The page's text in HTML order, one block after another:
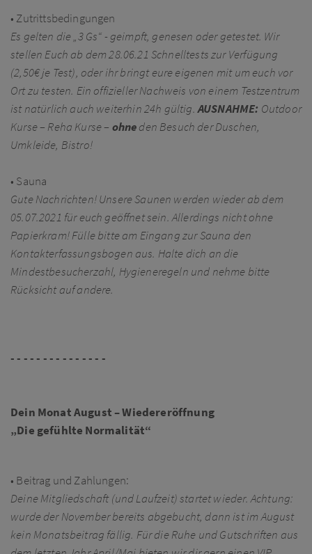
• Zutrittsbedingungen
Es gelten die „3 Gs“ - geimpft, genesen oder getestet. Wir
stellen Euch ab dem 28.06.21 Schnelltests zur Verfügung
(2,50€ je Test), oder ihr bringt eure eigenen mit um euch vor
Ort zu testen. Ein offizieller Nachweis von einem Testzentrum
ist natürlich auch weiterhin 24h gültig.AUSNAHME: Outdoor
Kurse – Reha Kurse – ohneden Besuch der Duschen,
Umkleide, Bistro!
• Sauna
Gute Nachrichten! Unsere Saunen werden wieder ab dem
05.07.2021 für euch geöffnet sein. Allerdings nicht ohne
Papierkram! Fülle bitte am Eingang zur Sauna den
Kontakterfassungsbogen aus. Halte dich an die
Mindestbesucherzahl, Hygieneregeln und nehme bitte
Rücksicht auf andere.
- - - - - - - - - - - - - - -
Dein Monat August – Wiedereröffnung
„Die gefühlte Normalität“
• Beitrag und Zahlungen:
Deine Mitgliedschaft (und Laufzeit) startet wieder. Achtung:
wurde der November bereits abgebucht, dann ist im August
kein Monatsbeitrag fällig. Für die Ruhe und Gutschriften aus